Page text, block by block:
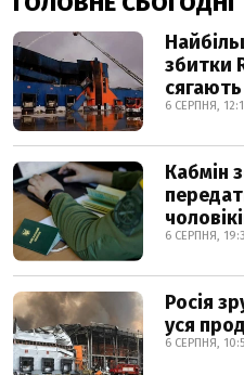
збитки
сягають
6 СЕРПНЯ,
Кабмін
6 СЕРПНЯ,
Росія
уся
6 СЕРПНЯ,